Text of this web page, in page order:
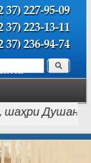
Поиск
Душанбе,